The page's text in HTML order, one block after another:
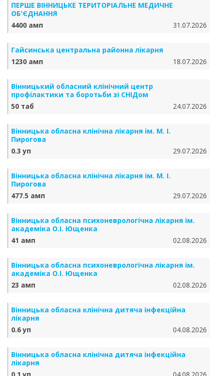
ПЕРШЕ ВІННИЦЬКЕ ТЕРИТОРІАЛЬНЕ МЕДИЧНЕ
ОБ'ЄДНАННЯ
4400 амп
31.07.2026
Гайсинська центральна районна лікарня
1230 амп
18.07.2026
Вінницький обласний клінічний центр
профілактики та боротьби зі СНІДом
50 таб
24.07.2026
Вінницька обласна клінічна лікарня ім. М. І.
Пирогова
0.3 уп
29.07.2026
Вінницька обласна клінічна лікарня ім. М. І.
Пирогова
477.5 амп
29.07.2026
Вінницька обласна психоневрологічна лікарня ім.
академіка О.І. Ющенка
41 амп
02.08.2026
Вінницька обласна психоневрологічна лікарня ім.
академіка О.І. Ющенка
23 амп
02.08.2026
Вінницька обласна клінічна дитяча інфекційна
лікарня
0.6 уп
04.08.2026
Вінницька обласна клінічна дитяча інфекційна
лікарня